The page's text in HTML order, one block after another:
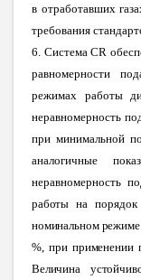
в отработавших
требования
6. Система CR
равномерности
режимах работы
неравномерность
при минимальной
аналогичные
неравномерность
работы на порядок
номинальном режиме
%, при применении
Величина